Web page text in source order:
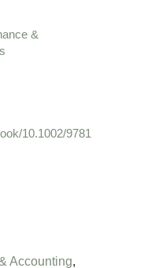
&
10.1002/9781
Accounting,